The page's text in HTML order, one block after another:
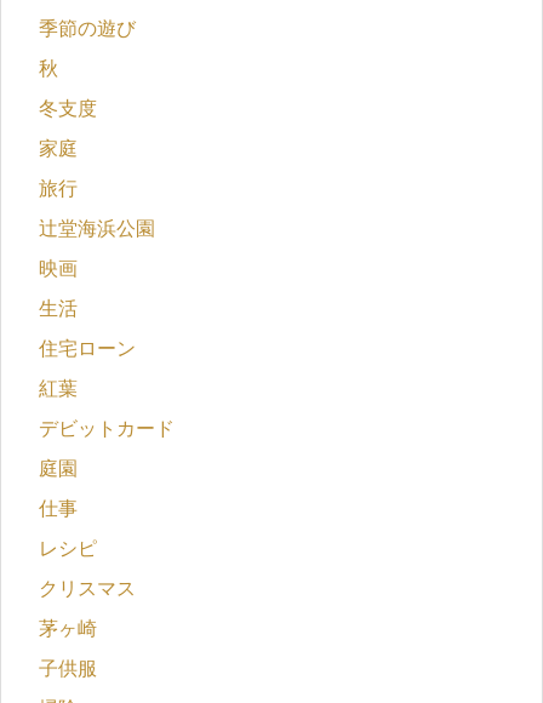
季節の遊び
秋
冬支度
家庭
旅行
辻堂海浜公園
映画
生活
住宅ローン
紅葉
デビットカード
庭園
仕事
レシピ
クリスマス
茅ヶ崎
子供服